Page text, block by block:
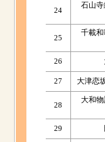
24
石山
25
千載
26
27 大津恋
28
大和
29